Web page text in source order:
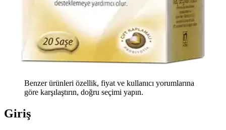
Benzer ürünleri özellik, fiyat ve kullanıcı yorumlarına
göre karşılaştırın, doğru seçimi yapın.
Giriş